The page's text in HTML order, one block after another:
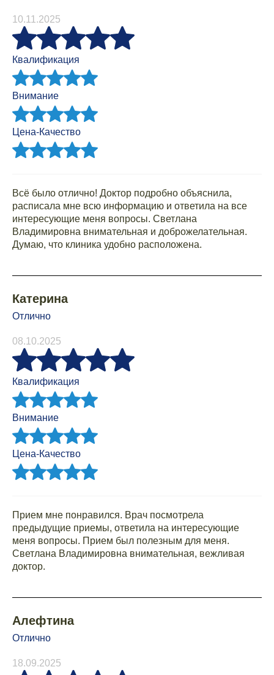
10.11.2025
Квалификация
Внимание
Цена-Качество
Всё было отлично! Доктор подробно объяснила,
расписала мне всю информацию и ответила на все
интересующие меня вопросы. Светлана
Владимировна внимательная и доброжелательная.
Думаю, что клиника удобно расположена.
Катерина
Отлично
08.10.2025
Квалификация
Внимание
Цена-Качество
Прием мне понравился. Врач посмотрела
предыдущие приемы, ответила на интересующие
меня вопросы. Прием был полезным для меня.
Светлана Владимировна внимательная, вежливая
доктор.
Алефтина
Отлично
18.09.2025